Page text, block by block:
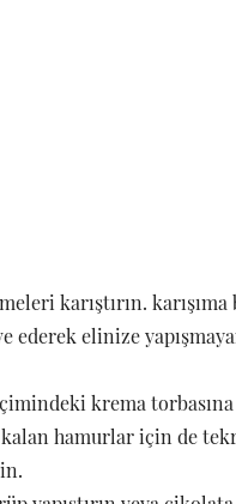
karıştırın.
ederek elinize
krema
hamurlar için de